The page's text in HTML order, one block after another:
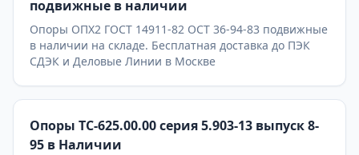
подвижные в наличии
Опоры ОПХ2 ГОСТ 14911-82 ОСТ 36-94-83 подвижные
в наличии на складе. Бесплатная доставка до ПЭК
СДЭК и Деловые Линии в Москве
Опоры ТС-625.00.00 серия 5.903-13 выпуск 8-
95 в Наличии